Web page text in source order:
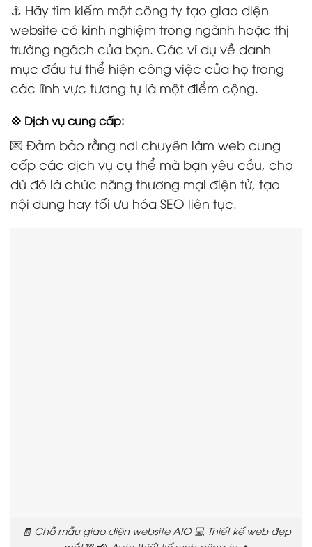
⚓ Hãy tìm kiếm một công ty tạo giao diện
website có kinh nghiệm trong ngành hoặc thị
trường ngách của bạn. Các ví dụ về danh
mục đầu tư thể hiện công việc của họ trong
các lĩnh vực tương tự là một điểm cộng.
💠 Dịch vụ cung cấp:
💌 Đảm bảo rằng nơi chuyên làm web cung
cấp các dịch vụ cụ thể mà bạn yêu cầu, cho
dù đó là chức năng thương mại điện tử, tạo
nội dung hay tối ưu hóa SEO liên tục.
🧾 Chỗ mẫu giao diện website AIO 💻 Thiết kế web đẹp